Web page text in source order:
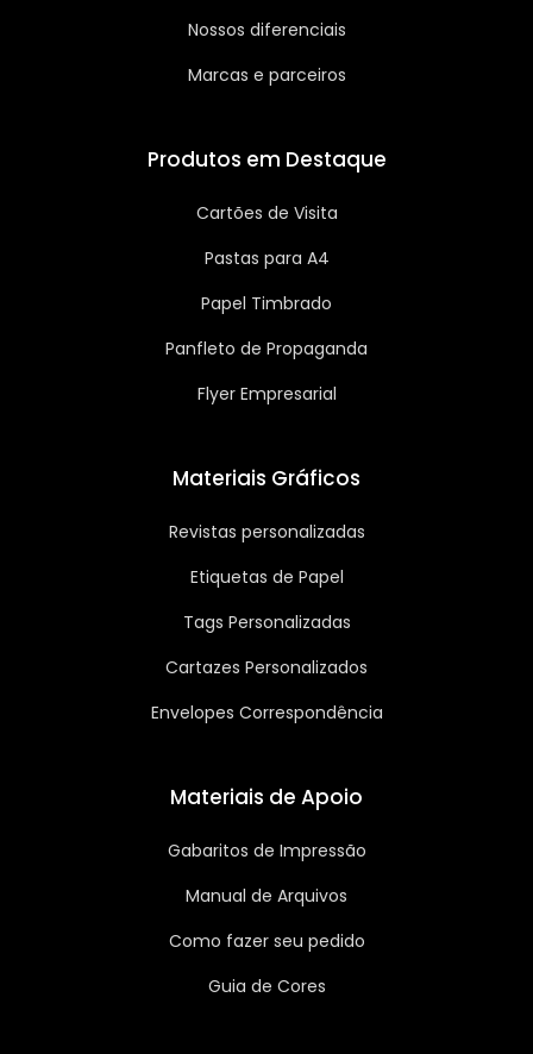
Nossos diferenciais
Marcas e parceiros
Produtos em Destaque
Cartões de Visita
Pastas para A4
Papel Timbrado
Panfleto de Propaganda
Flyer Empresarial
Materiais Gráficos
Revistas personalizadas
Etiquetas de Papel
Tags Personalizadas
Cartazes Personalizados
Envelopes Correspondência
Materiais de Apoio
Gabaritos de Impressão
Manual de Arquivos
Como fazer seu pedido
Guia de Cores